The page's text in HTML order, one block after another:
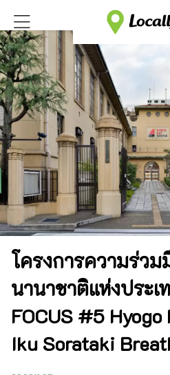
โครงการความร่ว
นานาชาติแห่งประ
FOCUS #5
Iku Sorataki